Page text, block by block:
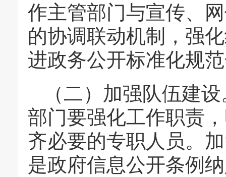
作主管部门与宣传、
的协调联动机制，强
进政务公开标准化规
（二）加强队伍建
部门要强化工作职责
齐必要的专职人员。
是政府信息公开条例